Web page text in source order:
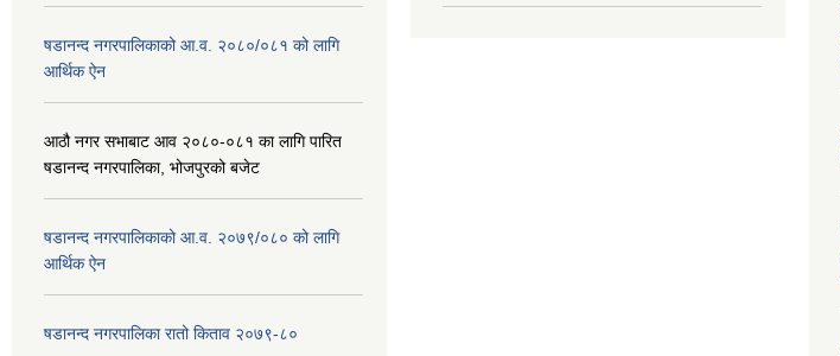
षडानन्द नगरपालिकाको आ.व. २०८०/०८१ को लागि
आर्थिक ऐन
आठौ नगर सभाबाट आव २०८०-०८१ का लागि पारित
षडानन्द नगरपालिका, भोजपुरको बजेट
षडानन्द नगरपालिकाको आ.व. २०७९/०८० को लागि
आर्थिक ऐन
षडानन्द नगरपालिका रातो किताव २०७९-८०